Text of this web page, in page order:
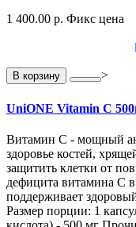
1 400.00 р. Фикс цена
В корзину >
UniONE Vitamin С
Витамин С - мощный
здоровье костей,
защитить клетки от
дефицита витамина С
поддерживает
Размер порции: 1